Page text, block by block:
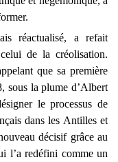
réactualisé, a refait
de la créolisation.
que sa première
sous la plume d’Albert
le processus de
dans les Antilles et
décisif grâce au
l’a redéfini comme un